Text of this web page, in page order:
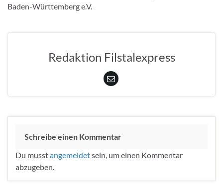
Baden-Württemberg e.V.
Redaktion Filstalexpress
Schreibe einen Kommentar
Du musstangemeldetsein, um einen Kommentar
abzugeben.